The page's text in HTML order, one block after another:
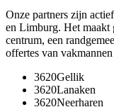
Onze partners zijn
en Limburg. Het
centrum, een
offertes van
3620Gellik
3620Lanaken
3620Neerharen